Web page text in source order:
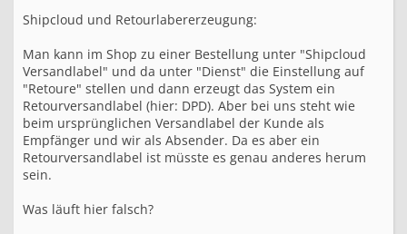
Shipcloud und Retourlabererzeugung:
Man kann im Shop zu einer Bestellung unter "Shipcloud
Versandlabel" und da unter "Dienst" die Einstellung auf
"Retoure" stellen und dann erzeugt das System ein
Retourversandlabel (hier: DPD). Aber bei uns steht wie
beim ursprünglichen Versandlabel der Kunde als
Empfänger und wir als Absender. Da es aber ein
Retourversandlabel ist müsste es genau anderes herum
sein.
Was läuft hier falsch?